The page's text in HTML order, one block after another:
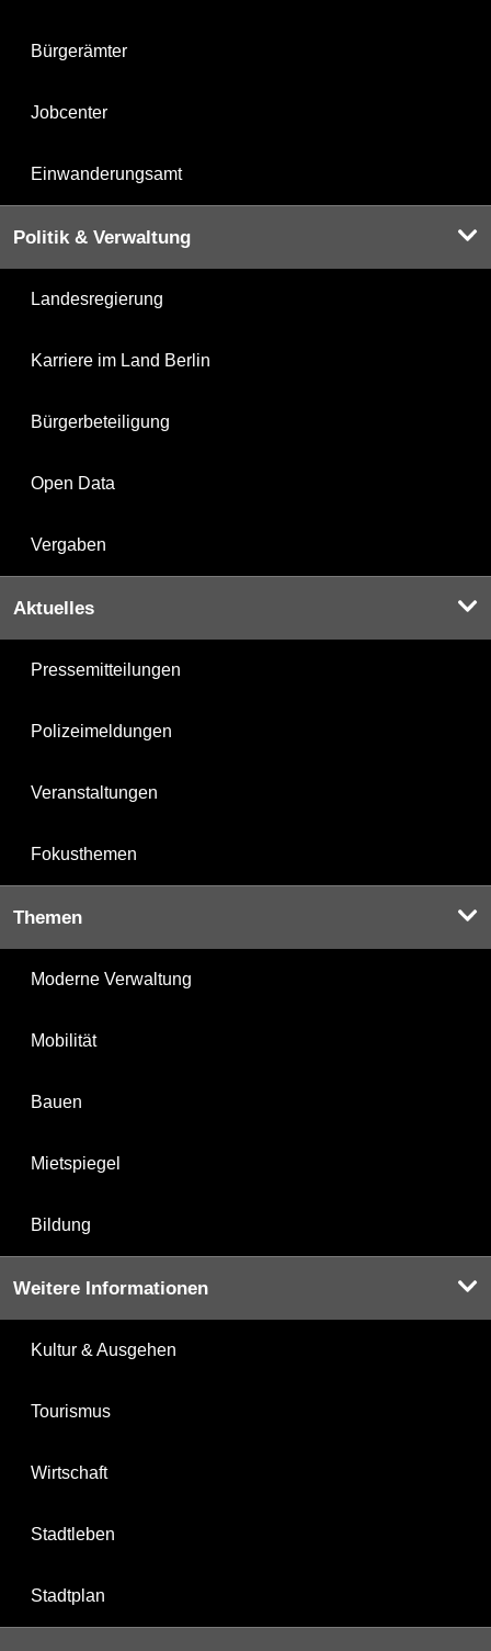
Bürgerämter
Jobcenter
Einwanderungsamt
Politik & Verwaltung
Landesregierung
Karriere im Land Berlin
Bürgerbeteiligung
Open Data
Vergaben
Aktuelles
Pressemitteilungen
Polizeimeldungen
Veranstaltungen
Fokusthemen
Themen
Moderne Verwaltung
Mobilität
Bauen
Mietspiegel
Bildung
Weitere Informationen
Kultur & Ausgehen
Tourismus
Wirtschaft
Stadtleben
Stadtplan